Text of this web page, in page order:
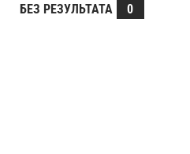
БЕЗ РЕЗУЛЬТАТА
0